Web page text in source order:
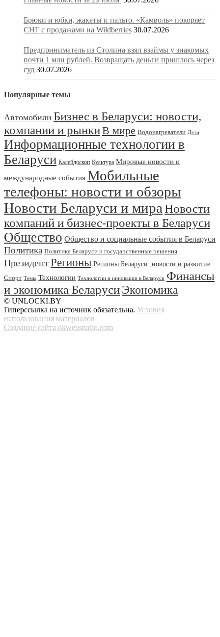
Брюки и юбки, жакеты и пальто. «Камволь» покоряет
СНГ с продажами на Wildberries 30.07.2026
Предприниматель из Столина взял взаймы у знакомых
почти 1 млн рублей. Возвращать деньги пришлось через
суд 30.07.2026
Популярные темы
Автомобили Бизнес в Беларуси: новости,
компании и рынкиВ мире Водонагреватели Дети
Информационные технологии в
Беларуси Калейдоскоп Культура Мировые новости и
международные события Мобильные
телефоны: новости и обзоры
Новости Беларуси и мира Новости
компаний и бизнес-проекты в Беларуси
Общество Общество и социальные события в Беларуси
Политика Политика Беларуси и государственные решения
ПрезидентРегионы Регионы Беларуси: новости и развитие
Спорт Темы Технологии Технологии и инновации в Беларуси Финансы
и экономика БеларусиЭкономика
© UNLOCKI.BY
Гиперссылка на источник обязательна. Условия
использования материалов
Создание сайта okwebstudio.com